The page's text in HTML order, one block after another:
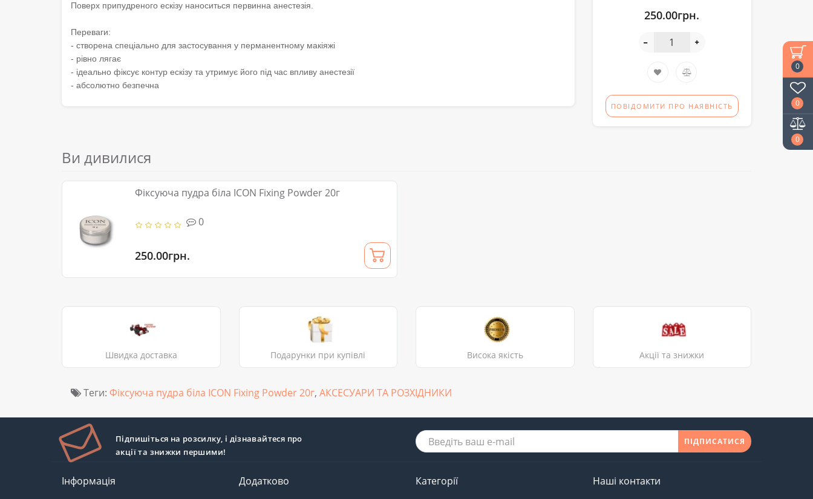
0
0
0
Поверх припудреного ескізу наноситься первинна анестезія.
Переваги:
- створена спеціально для застосування у перманентному макіяжі
- рівно лягає
- ідеально фіксує контур ескізу та утримує його під час впливу анестезії
- абсолютно безпечна
250.00грн.
ПОВІДОМИТИ ПРО НАЯВНІСТЬ
Ви дивилися
Фіксуюча пудра біла ICON Fixing Powder 20г
0
250.00грн.
Швидка доставка Подарунки при купівлі Висока якість Акції та знижки
Теги: Фіксуюча пудра біла ICON Fixing Powder 20г, АКСЕСУАРИ ТА РОЗХІДНИКИ
Підпишіться на розсилку, і дізнавайтеся про
акції та знижки першими!
ПІДПИСАТИСЯ
Інформація Додатково Категорії Наші контакти